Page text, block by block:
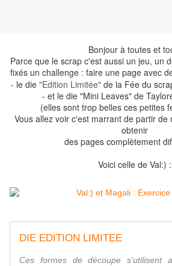
Bonjour à toutes et
Parce que le scrap c'est aussi un jeu, un
fixés un challenge : faire une page avec
- le die"Edition Limitée" de la Fée du
- et le die "Mini Leaves" de
(elles sont trop belles ces petites
Vous allez voir c'est marrant de partir de
obtenir
des pages complètement
Voici celle de Val:) :
DIE EDITION LIMITEE
Ces formes de découpe s'utilisent